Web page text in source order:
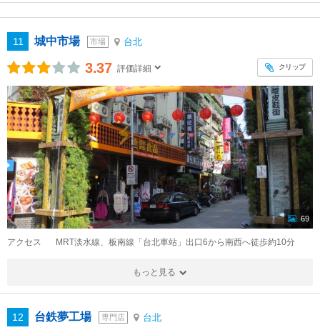
11 城中市場 市場 台北
3.37 評価詳細 クリップ
69
アクセス MRT淡水線、板南線「台北車站」出口6から南西へ徒歩約10分
もっと見る
12 台鉄夢工場 専門店 台北